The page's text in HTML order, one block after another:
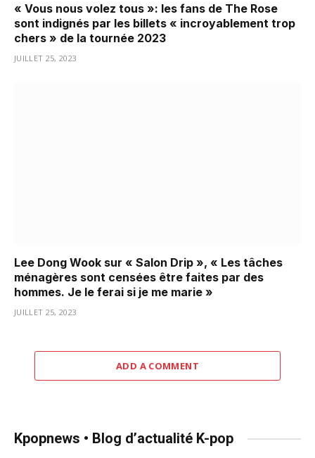
« Vous nous volez tous »: les fans de The Rose
sont indignés par les billets « incroyablement trop
chers » de la tournée 2023
JUILLET 25, 2023
Lee Dong Wook sur « Salon Drip », « Les tâches
ménagères sont censées être faites par des
hommes. Je le ferai si je me marie »
JUILLET 25, 2023
ADD A COMMENT
Kpopnews • Blog d’actualité K-pop